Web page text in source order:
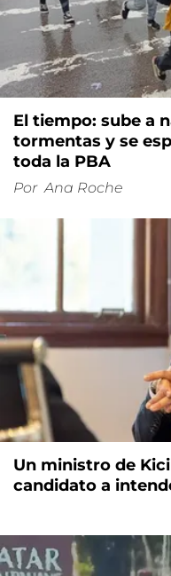
El tiempo: sube a
tormentas y se
toda la PBA
Por Ana Roche
Un ministro de
candidato a